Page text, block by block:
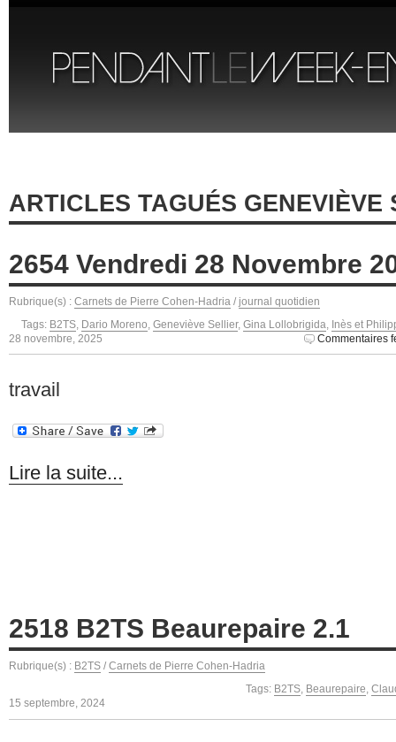
ARTICLES TAGUÉS GENEVIÈVE
2654 Vendredi 28 Novembre
Rubrique(s) : Carnets de Pierre Cohen-Hadria / journal quotidien
Tags: B2TS, Dario Moreno, Geneviève Sellier, Gina Lollobrigida, Inès et
28 novembre, 2025
Commentaires
travail
Lire la suite...
2518 B2TS Beaurepaire 2.1
Rubrique(s) : B2TS / Carnets de Pierre Cohen-Hadria
Tags: B2TS Beaurepaire
15 septembre, 2024